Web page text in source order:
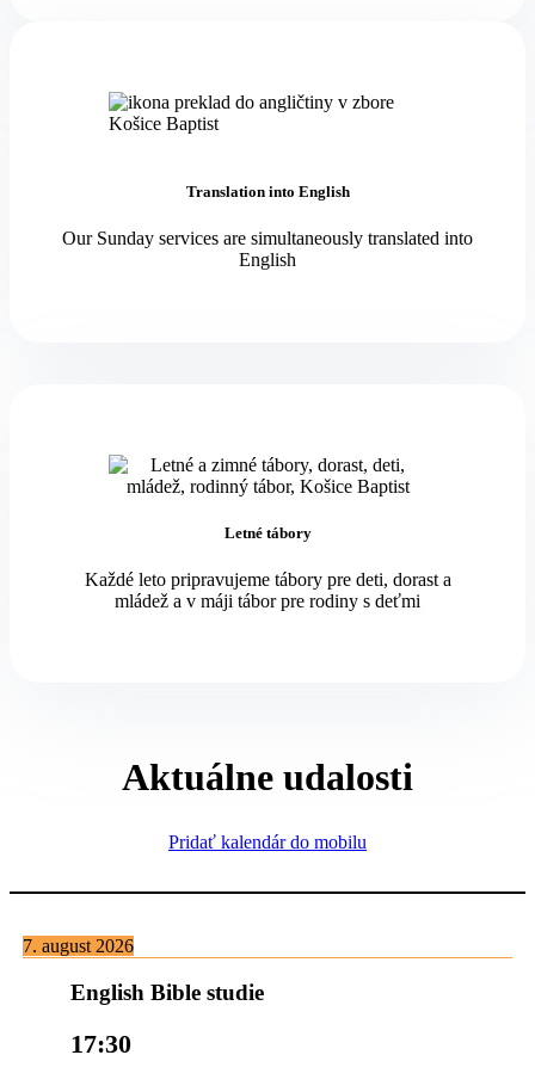
Translation into English
Our Sunday services are simultaneously translated into
English
Letné tábory
Každé leto pripravujeme tábory pre deti, dorast a
mládež a v máji tábor pre rodiny s deťmi
Aktuálne udalosti
Pridať kalendár do mobilu
7. august 2026
English Bible studie
17:30